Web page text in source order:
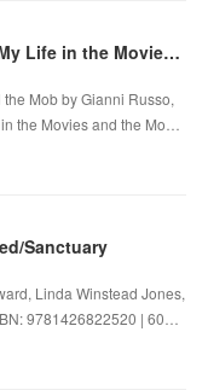
Download Pdf Hollywood Godfather: My Life in the Movies and the Mob
Mob by Gianni Russo,
the Movies and the Mo…
Sanctuary
Linda Winstead Jones,
9781426822520 | 60…